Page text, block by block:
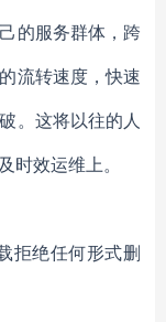
的服务群体，跨
流转速度，快速
。这将以往的人
时效运维上。
拒绝任何形式删